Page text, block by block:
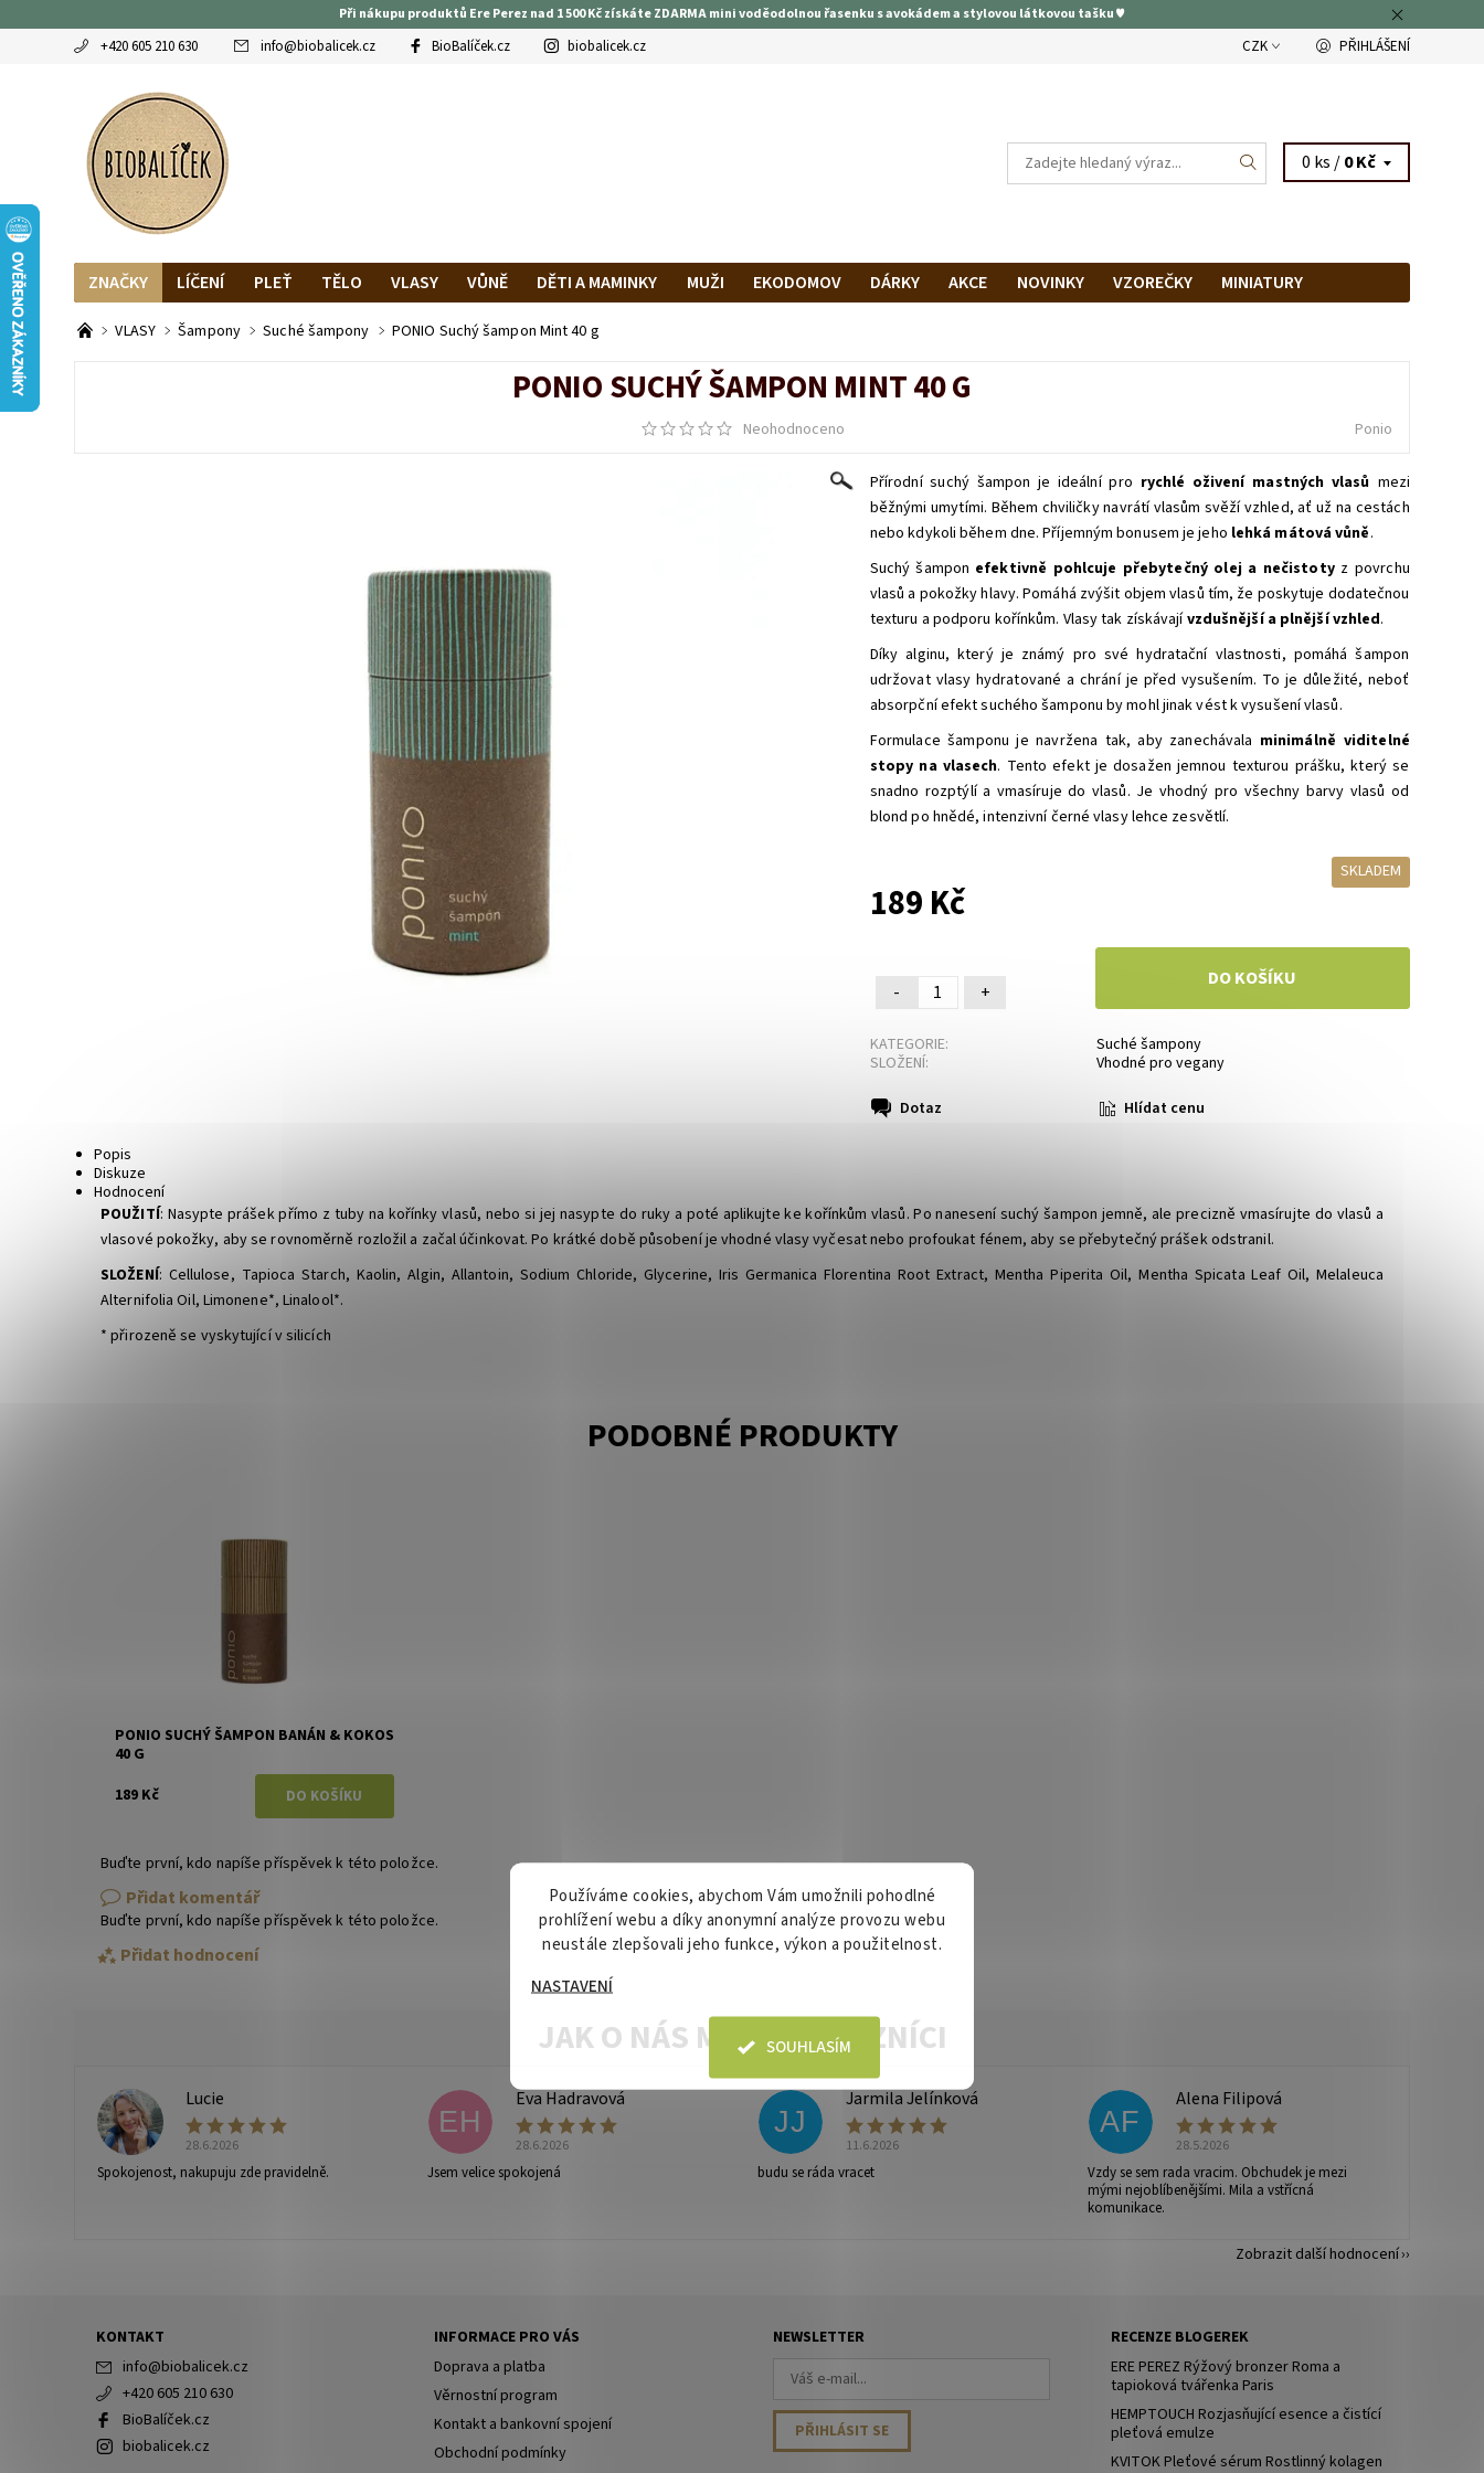
Při nákupu produktů Ere Perez nad 1 500 Kč získáte ZDARMA mini voděodolnou řasenku s avokádem a stylovou látkovou tašku ♥
+420 605 210 630 info@biobalicek.cz BioBalíček.cz biobalicek.cz CZK PŘIHLÁŠENÍ
0 ks /0 Kč
ZNAČKY LÍČENÍ PLEŤ TĚLO VLASY VŮNĚ DĚTI A MAMINKY MUŽI EKODOMOV DÁRKY AKCE NOVINKY VZOREČKY
MINIATURY
OBLÍBENCI
MAGAZÍN RECENZE BLOGEREK DOPRAVA A PLATBA
VLASY Šampony Suché šampony PONIO Suchý šampon Mint 40 g
PONIO SUCHÝ ŠAMPON MINT 40 G
Neohodnoceno Ponio
Přírodní suchý šampon je ideální pro rychlé oživení mastných vlasů mezi
běžnými umytími. Během chviličky navrátí vlasům svěží vzhled, ať už na cestách
nebo kdykoli během dne. Příjemným bonusem je jeho lehká mátová vůně.
Suchý šampon efektivně pohlcuje přebytečný olej a nečistotyz povrchu
vlasů a pokožky hlavy. Pomáhá zvýšit objem vlasů tím, že poskytuje dodatečnou
texturu a podporu kořínkům. Vlasy tak získávajívzdušnější a plnější vzhled.
Díky alginu, který je známý pro své hydratační vlastnosti, pomáhá šampon
udržovat vlasy hydratované a chrání je před vysušením. To je důležité, neboť
absorpční efekt suchého šamponu by mohl jinak vést k vysušení vlasů.
Formulace šamponu je navržena tak, aby zanechávala minimálně viditelné
stopy na vlasech. Tento efekt je dosažen jemnou texturou prášku, který se
snadno rozptýlí a vmasíruje do vlasů. Je vhodný pro všechny barvy vlasů od
blond po hnědé, intenzivní černé vlasy lehce zesvětlí.
SKLADEM
189 Kč
- +
KATEGORIE:
Suché šampony
SLOŽENÍ:
Vhodné pro vegany
Dotaz Hlídat cenu
Popis
Diskuze
Hodnocení
POUŽITÍ: Nasypte prášek přímo z tuby na kořínky vlasů, nebo si jej nasypte do ruky a poté aplikujte ke kořínkům vlasů. Po nanesení suchý šampon jemně, ale precizně vmasírujte do vlasů a
vlasové pokožky, aby se rovnoměrně rozložil a začal účinkovat. Po krátké době působení je vhodné vlasy vyčesat nebo profoukat fénem, ​​aby se přebytečný prášek odstranil.
SLOŽENÍ: Cellulose, Tapioca Starch, Kaolin, Algin, Allantoin, Sodium Chloride, Glycerine, Iris Germanica Florentina Root Extract, Mentha Piperita Oil, Mentha Spicata Leaf Oil, Melaleuca
Alternifolia Oil, Limonene*, Linalool*.
* přirozeně se vyskytující v silicích
PODOBNÉ PRODUKTY
PONIO SUCHÝ ŠAMPON BANÁN & KOKOS
40 G
189 Kč
Buďte první, kdo napíše příspěvek k této položce.
Přidat komentář
Buďte první, kdo napíše příspěvek k této položce.
Přidat hodnocení
L
Lucie
28.6.2026
Spokojenost, nakupuju zde pravidelně.
EH
Eva Hadravová
28.6.2026
Jsem velice spokojená
JJ
Jarmila Jelínková
11.6.2026
budu se ráda vracet
AF
Alena Filipová
28.5.2026
Vzdy se sem rada vracim. Obchudek je mezi
mými nejoblíbenějšími. Mila a vstřícná
komunikace.
Zobrazit další hodnocení
KONTAKT
info@biobalicek.cz
+420 605 210 630
BioBalíček.cz
biobalicek.cz
INFORMACE PRO VÁS
Doprava a platba
Věrnostní program
Kontakt a bankovní spojení
Obchodní podmínky
NEWSLETTER
RECENZE BLOGEREK
ERE PEREZ Rýžový bronzer Roma a
tapioková tvářenka Paris
HEMPTOUCH Rozjasňující esence a čistící
pleťová emulze
KVITOK Pleťové sérum Rostlinný kolagen
Používáme cookies, abychom Vám umožnili pohodlné
prohlížení webu a díky anonymní analýze provozu webu
neustále zlepšovali jeho funkce, výkon a použitelnost.
NASTAVENÍ
SOUHLASÍM